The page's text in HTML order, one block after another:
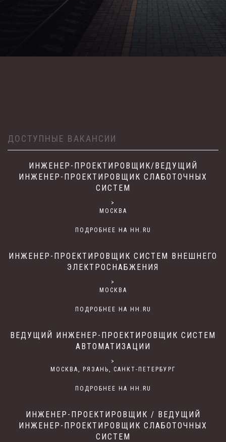
ДОСТУПНЫЕ ВАКАНСИИ
ИНЖЕНЕР-ПРОЕКТИРОВЩИК/ВЕДУЩИЙ
ИНЖЕНЕР-ПРОЕКТИРОВЩИК СЛАБОТОЧНЫХ
СИСТЕМ
>
МОСКВА
ПОДРОБНЕЕ НА HH.RU
ИНЖЕНЕР-ПРОЕКТИРОВЩИК СИСТЕМ ВНЕШНЕГО
ЭЛЕКТРОСНАБЖЕНИЯ
>
МОСКВА
ПОДРОБНЕЕ НА HH.RU
ВЕДУЩИЙ ИНЖЕНЕР-ПРОЕКТИРОВЩИК СИСТЕМ
АВТОМАТИЗАЦИИ
>
МОСКВА, РЯЗАНЬ, САНКТ-ПЕТЕРБУРГ
ПОДРОБНЕЕ НА HH.RU
ИНЖЕНЕР-ПРОЕКТИРОВЩИК / ВЕДУЩИЙ
ИНЖЕНЕР-ПРОЕКТИРОВЩИК СЛАБОТОЧНЫХ
СИСТЕМ